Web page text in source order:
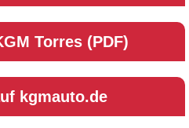
Tor­res (PDF)
kgmauto.de